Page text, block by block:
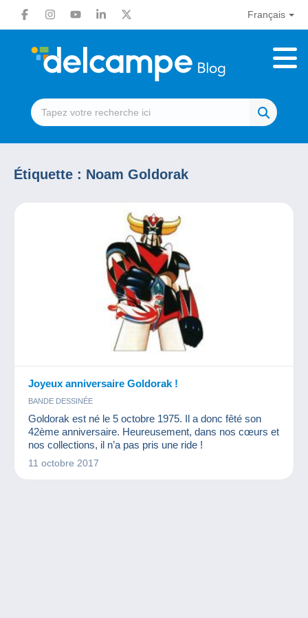
Français
Étiquette : Noam Goldorak
Joyeux anniversaire Goldorak !
BANDE DESSINÉE
Goldorak est né le 5 octobre 1975. Il a donc fêté son
42ème anniversaire. Heureusement, dans nos cœurs et
nos collections, il n’a pas pris une ride !
11 octobre 2017